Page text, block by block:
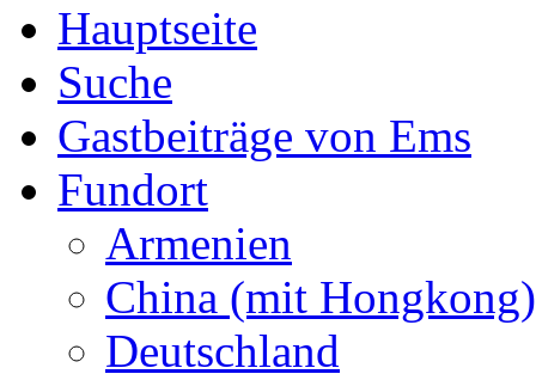
Hauptseite
Suche
Gastbeiträge von Ems
Fundort
Armenien
China (mit Hongkong)
Deutschland